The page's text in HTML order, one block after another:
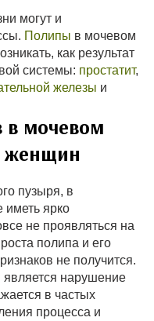
могут и
Полипы в мочевом
как результат
системы: простатит,
железы и
мочевом
женщин
пузыря, в
иметь ярко
не проявляться на
полипа и его
не получится.
нарушение
в частых
процесса и